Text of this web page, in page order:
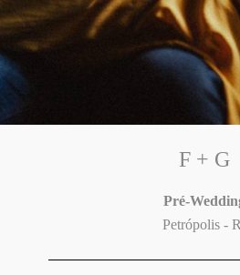
F + G
Pré-
Petrópolis -